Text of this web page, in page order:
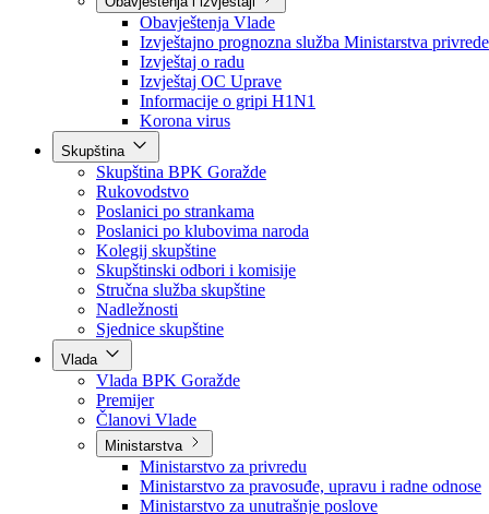
Javne nabavke
Dnevni izvještaj MUP-a
Obavještenja i izvještaji
Obavještenja Vlade
Izvještajno prognozna služba Ministarstva privrede
Izvještaj o radu
Izvještaj OC Uprave
Informacije o gripi H1N1
Korona virus
Skupština
Skupština BPK Goražde
Rukovodstvo
Poslanici po strankama
Poslanici po klubovima naroda
Kolegij skupštine
Skupštinski odbori i komisije
Stručna služba skupštine
Nadležnosti
Sjednice skupštine
Vlada
Vlada BPK Goražde
Premijer
Članovi Vlade
Ministarstva